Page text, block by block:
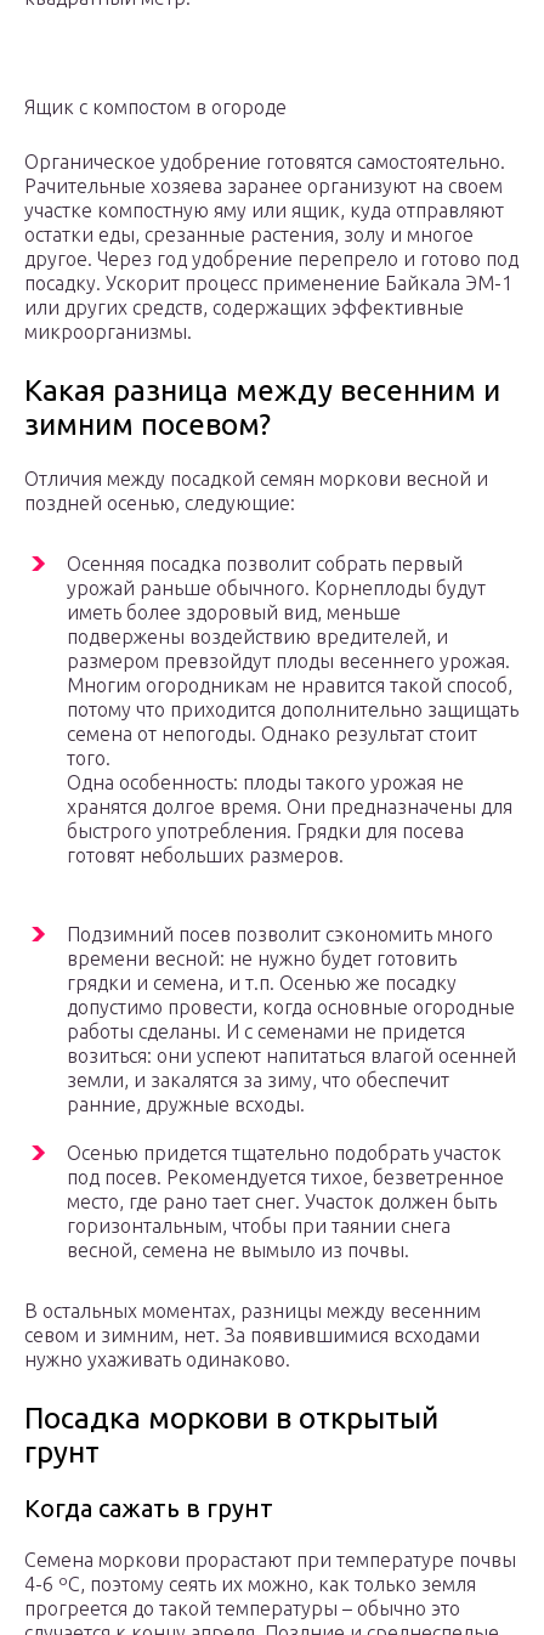
Ящик с компостом в огороде
Органическое удобрение готовятся самостоятельно.
Рачительные хозяева заранее организуют на своем
участке компостную яму или ящик, куда отправляют
остатки еды, срезанные растения, золу и многое
другое. Через год удобрение перепрело и готово под
посадку. Ускорит процесс применение Байкала ЭМ-1
или других средств, содержащих эффективные
микроорганизмы.
Какая разница между весенним и
зимним посевом?
Отличия между посадкой семян моркови весной и
поздней осенью, следующие:
Осенняя посадка позволит собрать первый
урожай раньше обычного. Корнеплоды будут
иметь более здоровый вид, меньше
подвержены воздействию вредителей, и
размером превзойдут плоды весеннего урожая.
Многим огородникам не нравится такой способ,
потому что приходится дополнительно защищать
семена от непогоды. Однако результат стоит
того.
Одна особенность: плоды такого урожая не
хранятся долгое время. Они предназначены для
быстрого употребления. Грядки для посева
готовят небольших размеров.
Подзимний посев позволит сэкономить много
времени весной: не нужно будет готовить
грядки и семена, и т.п. Осенью же посадку
допустимо провести, когда основные огородные
работы сделаны. И с семенами не придется
возиться: они успеют напитаться влагой осенней
земли, и закалятся за зиму, что обеспечит
ранние, дружные всходы.
Осенью придется тщательно подобрать участок
под посев. Рекомендуется тихое, безветренное
место, где рано тает снег. Участок должен быть
горизонтальным, чтобы при таянии снега
весной, семена не вымыло из почвы.
В остальных моментах, разницы между весенним
севом и зимним, нет. За появившимися всходами
нужно ухаживать одинаково.
Посадка моркови в открытый
грунт
Когда сажать в грунт
Семена моркови прорастают при температуре почвы
4-6 ºC, поэтому сеять их можно, как только земля
прогреется до такой температуры – обычно это